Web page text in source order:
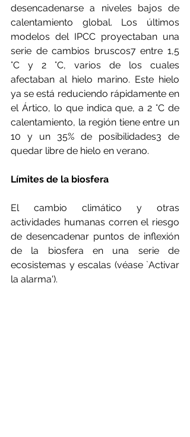
desencadenarse a niveles bajos de
calentamiento global. Los últimos
modelos del IPCC proyectaban una
serie de cambios bruscos7 entre 1,5
°C y 2 °C, varios de los cuales
afectaban al hielo marino. Este hielo
ya se está reduciendo rápidamente en
el Ártico, lo que indica que, a 2 °C de
calentamiento, la región tiene entre un
10 y un 35% de posibilidades3 de
quedar libre de hielo en verano.
Límites de la biosfera
El cambio climático y otras
actividades humanas corren el riesgo
de desencadenar puntos de inflexión
de la biosfera en una serie de
ecosistemas y escalas (véase `Activar
la alarma').